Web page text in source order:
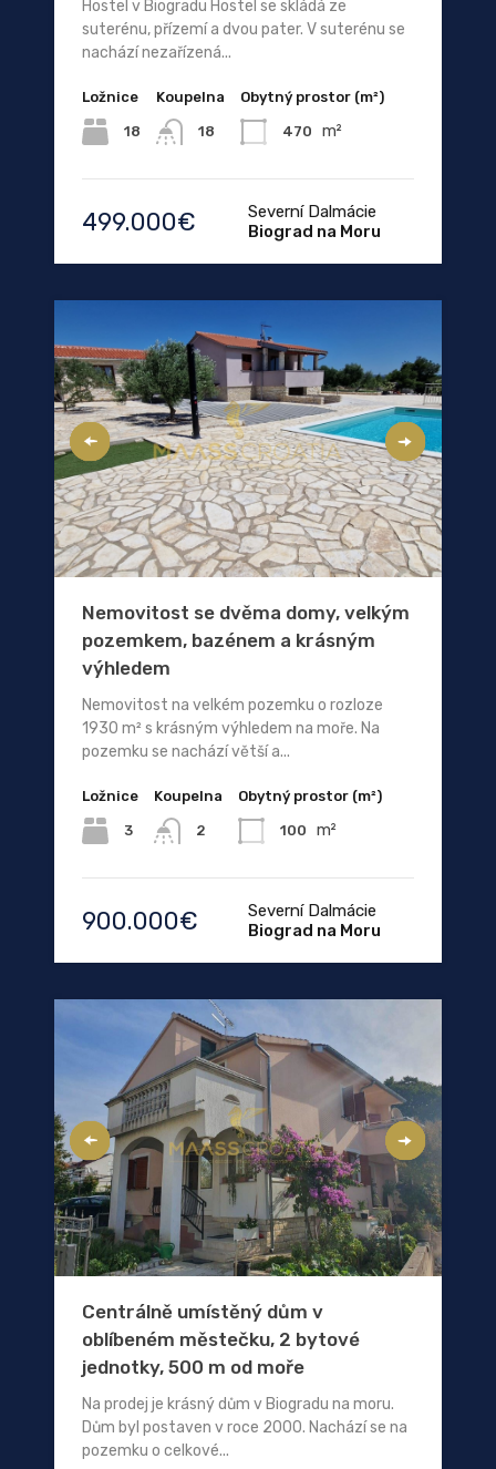
Hostel v Biogradu Hostel se skládá ze
suterénu, přízemí a dvou pater. V suterénu se
nachází nezařízená...
Ložnice
18
Koupelna
18
Obytný prostor (m²)
470 m²
499.000€
Severní Dalmácie
Biograd na Moru
Nemovitost se dvěma domy, velkým
pozemkem, bazénem a krásným
výhledem
Nemovitost na velkém pozemku o rozloze
1930 m² s krásným výhledem na moře. Na
pozemku se nachází větší a...
Ložnice
3
Koupelna
2
Obytný prostor (m²)
100 m²
900.000€
Severní Dalmácie
Biograd na Moru
Centrálně umístěný dům v
oblíbeném městečku, 2 bytové
jednotky, 500 m od moře
Na prodej je krásný dům v Biogradu na moru.
Dům byl postaven v roce 2000. Nachází se na
pozemku o celkové...